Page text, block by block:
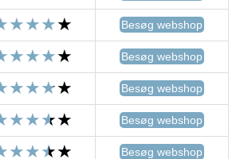
Besøg webshop
Besøg webshop
Besøg webshop
Besøg webshop
Besøg webshop